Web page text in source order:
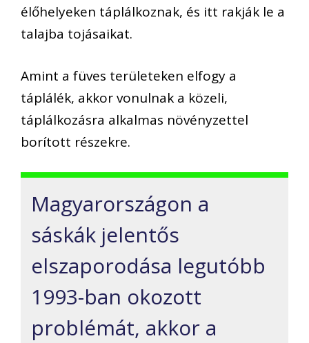
élőhelyeken táplálkoznak, és itt rakják le a
talajba tojásaikat.
Amint a füves területeken elfogy a
táplálék, akkor vonulnak a közeli,
táplálkozásra alkalmas növényzettel
borított részekre.
Magyarországon a
sáskák jelentős
elszaporodása legutóbb
1993-ban okozott
problémát, akkor a